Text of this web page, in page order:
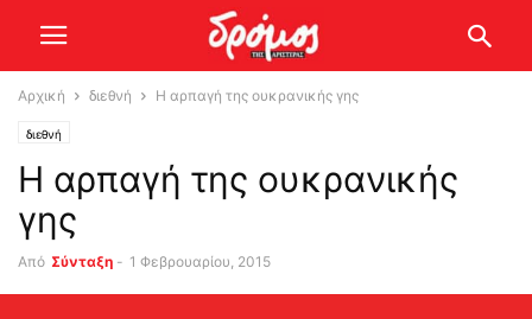
Αρχική διεθνή Η αρπαγή της ουκρανικής γης
διεθνή
Η αρπαγή της ουκρανικής
γης
Από Σύνταξη - 1 Φεβρουαρίου, 2015